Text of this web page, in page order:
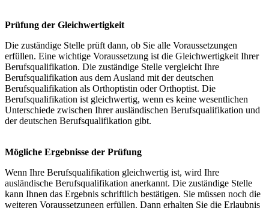
Prüfung der Gleichwertigkeit
Die zuständige Stelle prüft dann, ob Sie alle Voraussetzungen
erfüllen. Eine wichtige Voraussetzung ist die Gleichwertigkeit Ihrer
Berufsqualifikation. Die zuständige Stelle vergleicht Ihre
Berufsqualifikation aus dem Ausland mit der deutschen
Berufsqualifikation als Orthoptistin oder Orthoptist. Die
Berufsqualifikation ist gleichwertig, wenn es keine wesentlichen
Unterschiede zwischen Ihrer ausländischen Berufsqualifikation und
der deutschen Berufsqualifikation gibt.
Mögliche Ergebnisse der Prüfung
Wenn Ihre Berufsqualifikation gleichwertig ist, wird Ihre
ausländische Berufsqualifikation anerkannt. Die zuständige Stelle
kann Ihnen das Ergebnis schriftlich bestätigen. Sie müssen noch die
weiteren Voraussetzungen erfüllen. Dann erhalten Sie die Erlaubnis